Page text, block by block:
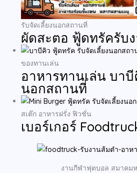
รับจัดเลี้ยงนอกสถานที่
ผัดสะตอ ฟู้ดทรัครับง
ของทานเล่น
อาหารทานเล่น บาบี
นอกสถานที่
สเต๊ก อาหารฝรั่ง ฟิวชั่น
เบอร์เกอร์
งานกีฬาฟุตบอล สมาคม